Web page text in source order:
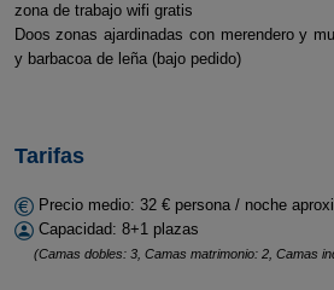
zona de trabajo wifi gratis
Doos zonas ajardinadas con merendero y
y barbacoa de leña (bajo pedido)
Tarifas
Precio medio: 32 € persona / noche
Capacidad: 8+1 plazas
(Camas dobles: 3, Camas matrimonio: 2, Camas